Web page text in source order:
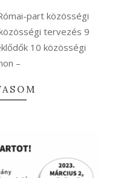
part közösségi
tervezés 9
10 közösségi
–